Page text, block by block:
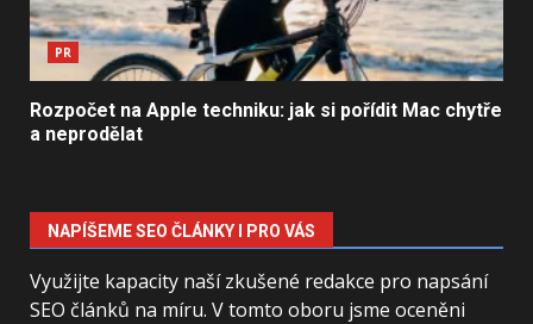
PR
Rozpočet na Apple techniku: jak si pořídit Mac chytře
a neprodělat
NAPÍŠEME SEO ČLÁNKY I PRO VÁS
Využijte kapacity naší zkušené redakce pro napsání
SEO článků na míru. V tomto oboru jsme oceněni